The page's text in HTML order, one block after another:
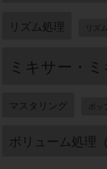
リズム処理 リズム
ミキサー・
マスタリング ポッ
ボリューム処理